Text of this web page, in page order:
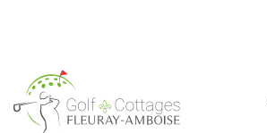
LES COTTAGES